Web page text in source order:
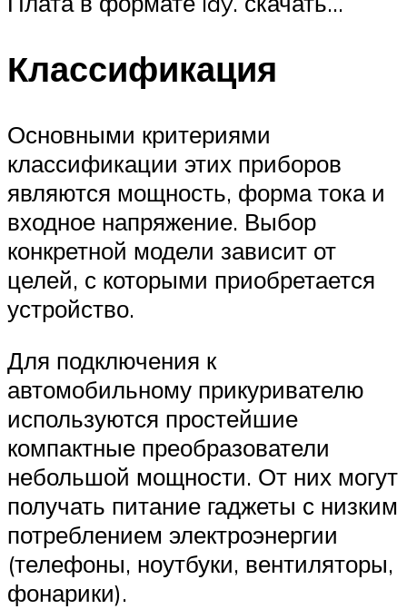
Классификация
Основными критериями
классификации этих приборов
являются мощность, форма тока и
входное напряжение. Выбор
конкретной модели зависит от
целей, с которыми приобретается
устройство.
Для подключения к
автомобильному прикуривателю
используются простейшие
компактные преобразователи
небольшой мощности. От них могут
получать питание гаджеты с низким
потреблением электроэнергии
(телефоны, ноутбуки, вентиляторы,
фонарики).